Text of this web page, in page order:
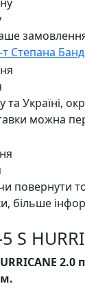
Степана
Україні,
можна
повернути
більше
S
2.0